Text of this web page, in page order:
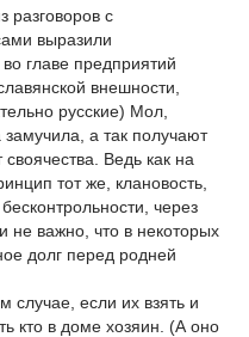
разговоров с
выразили
главе предприятий
внешности,
русские) Мол,
а так получают
Ведь как на
тот же, клановость,
через
не важно, что в некоторых
долг перед родней
случае, если их взять и
кто в доме хозяин. (А оно